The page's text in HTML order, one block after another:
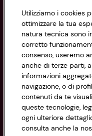
Informazioni
Privacy Policy
Cookie Policy
Impostazioni Cookie
Accessibilità
CONAD SOCIETÀ
Via Michelino, 59 |
Codice Fiscale e
di Bologna
PARTITA IVA
Utilizziamo i cookies
ottimizzare la tua
natura tecnica sono
corretto
consenso, useremo
anche di terze parti,
informazioni
navigazione, o di
contenuti da te
queste tecnologie,
ogni ulteriore
consulta anche la